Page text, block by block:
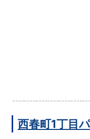
西春町1丁目